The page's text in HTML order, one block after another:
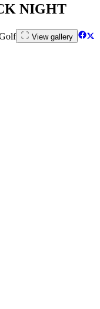
NIGHT
View gallery